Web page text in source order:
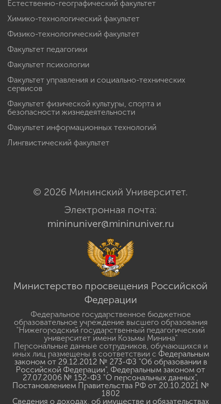
Естественно-географический факультет
Химико-технологический факультет
Физико-технологический факультет
Факультет педагогики
Факультет психологии
Факультет управления и социально-технических
сервисов
Факультет физической культуры, спорта и
безопасности жизнедеятельности
Факультет информационных технологий
Лингвистический факультет
© 2026 Мининский Университет.
Электронная почта:
mininuniver@mininuniver.ru
Министерство просвещения Российской
Федерации
Федеральное государственное бюджетное
образовательное учреждение высшего образования
"Нижегородский государственный педагогический
университет имени Козьмы Минина"
Персональные данные сотрудников, обучающихся и
иных лиц размещены в соответствии с Федеральным
законом от 29.12.2012 № 273-ФЗ "Об образовании в
Российской Федерации", Федеральным законом от
27.07.2006 № 152-ФЗ "О персональных данных",
Постановлением Правительства РФ от 20.10.2021 №
1802
Сведения о доходах, об имуществе и обязательствах